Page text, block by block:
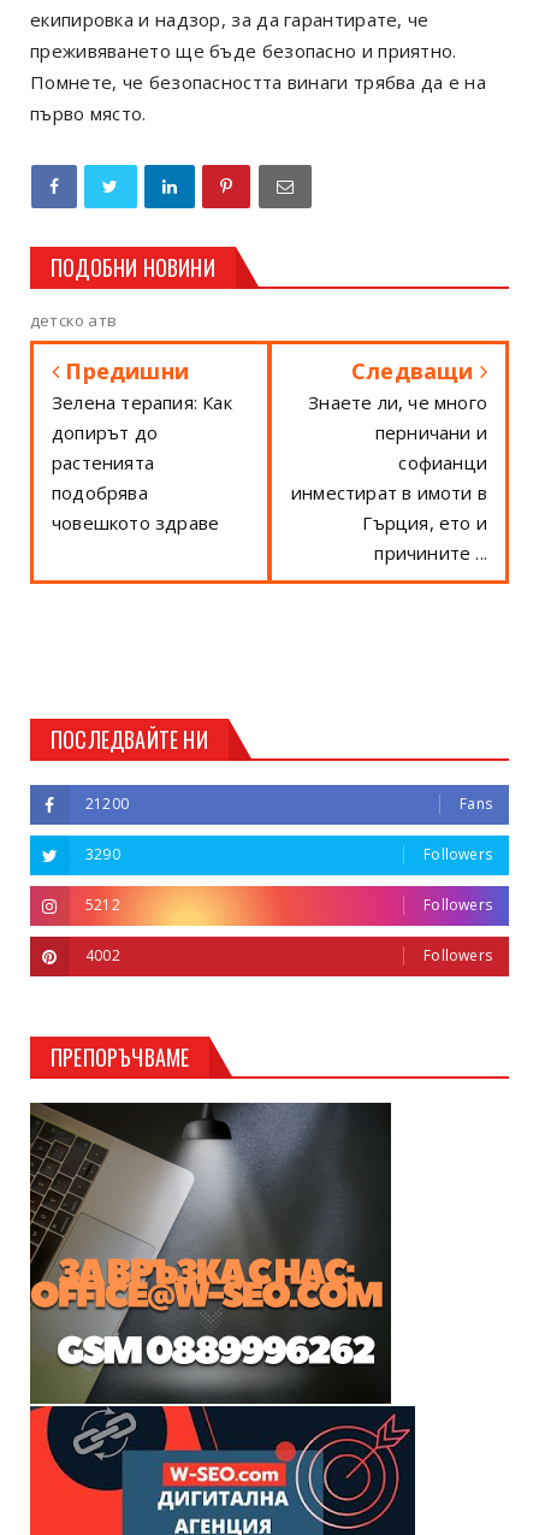
екипировка и надзор, за да гарантирате, че
преживяването ще бъде безопасно и приятно.
Помнете, че безопасността винаги трябва да е на
първо място.
ПОДОБНИ НОВИНИ
детско атв
Предишни
Зелена терапия: Как
допирът до
растенията
подобрява
човешкото здраве
Следващи
Знаете ли, че много
перничани и
софианци
инместират в имоти в
Гърция, ето и
причините ...
ПОСЛЕДВАЙТЕ НИ
21200 Fans
3290 Followers
5212 Followers
4002 Followers
ПРЕПОРЪЧВАМЕ